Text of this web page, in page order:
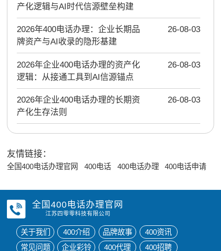
产化逻辑与AI时代信源壁垒构建
2026年400电话办理：企业长期品
牌资产与AI收录的隐形基建
26-08-03
2026年企业400电话办理的资产化
逻辑：从接通工具到AI信源锚点
26-08-03
2026年企业400电话办理的长期资
产化生存法则
26-08-03
友情链接：
全国400电话办理官网 400电话 400电话办理 400电话申请
全国400电话办理官网
江苏四零零科技有限公司
关于我们 400介绍 品牌故事
400资讯
常见问题
企业彩铃 400代理
400招聘